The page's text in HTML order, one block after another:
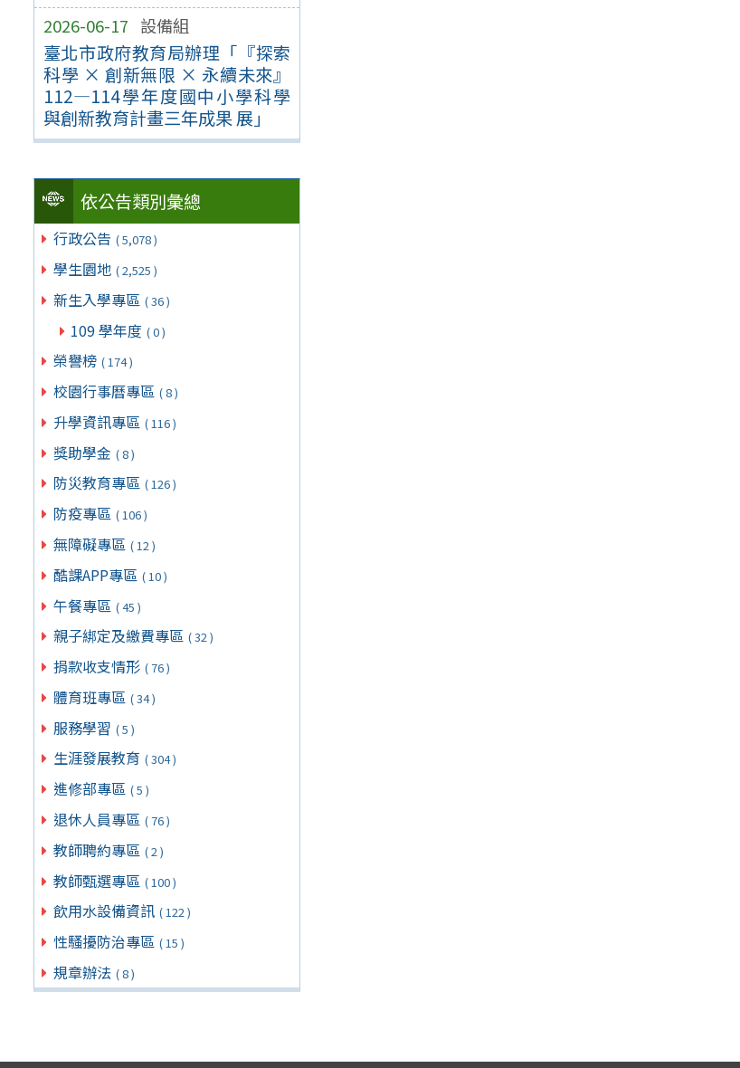
2026-06-17 設備組
臺北市政府教育局辦理「『探索
科學 × 創新無限 × 永續未來』
112—114學年度國中小學科學
與創新教育計畫三年成果 展」
依公告類別彙總
行政公告 ( 5,078 )
學生園地 ( 2,525 )
新生入學專區 ( 36 )
109 學年度 ( 0 )
榮譽榜 ( 174 )
校園行事曆專區 ( 8 )
升學資訊專區 ( 116 )
獎助學金 ( 8 )
防災教育專區 ( 126 )
防疫專區 ( 106 )
無障礙專區 ( 12 )
酷課APP專區 ( 10 )
午餐專區 ( 45 )
親子綁定及繳費專區 ( 32 )
捐款收支情形 ( 76 )
體育班專區 ( 34 )
服務學習 ( 5 )
生涯發展教育 ( 304 )
進修部專區 ( 5 )
退休人員專區 ( 76 )
教師聘約專區 ( 2 )
教師甄選專區 ( 100 )
飲用水設備資訊 ( 122 )
性騷擾防治專區 ( 15 )
規章辦法 ( 8 )